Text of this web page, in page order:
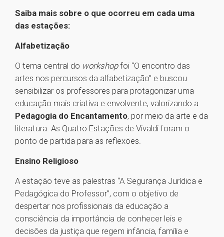
Saiba mais sobre o que ocorreu em cada uma
das estações:
Alfabetização
O tema central do workshopfoi “O encontro das
artes nos percursos da alfabetização” e buscou
sensibilizar os professores para protagonizar uma
educação mais criativa e envolvente, valorizando a
Pedagogia do Encantamento, por meio da arte e da
literatura. As Quatro Estações de Vivaldi foram o
ponto de partida para as reflexões.
Ensino Religioso
A estação teve as palestras “A Segurança Jurídica e
Pedagógica do Professor”, com o objetivo de
despertar nos profissionais da educação a
consciência da importância de conhecer leis e
decisões da justiça que regem infância, família e